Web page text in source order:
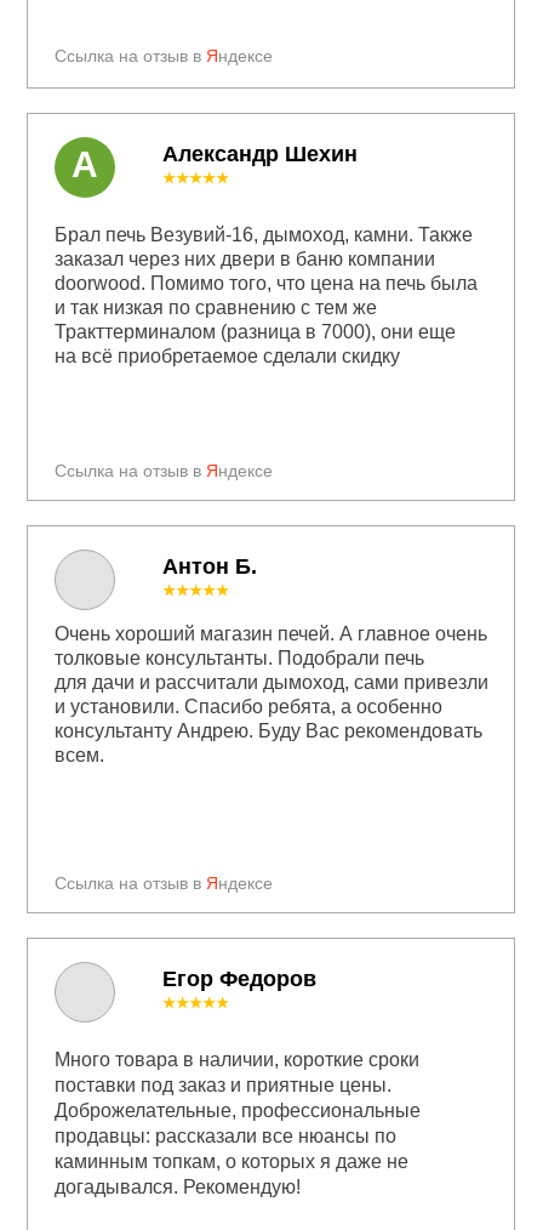
Антон Б.
Ссылка на отзыв в Яндексе
Александр Шехин
Ссылка на отзыв в Яндексе
★★★★★
Брал печь Везувий-16, дымоход, камни. Также
заказал через них двери в баню компании
doorwood. Помимо того, что цена на печь была
и так низкая по сравнению с тем же
Тракттерминалом (разница в 7000), они еще
на всё приобретаемое сделали скидку
А
Ссылка на отзыв в Яндексе
★★★★★
Очень хороший магазин печей. А главное очень
толковые консультанты. Подобрали печь
для дачи и рассчитали дымоход, сами привезли
и установили. Спасибо ребята, а особенно
консультанту Андрею. Буду Вас рекомендовать
всем.
Егор Федоров
★★★★★
Много товара в наличии, короткие сроки
поставки под заказ и приятные цены.
Доброжелательные, профессиональные
продавцы: рассказали все нюансы по
каминным топкам, о которых я даже не
догадывался. Рекомендую!